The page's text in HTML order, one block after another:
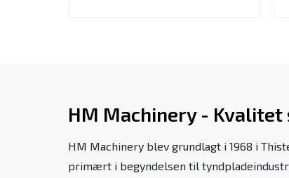
HM Machinery - Kvalitet
HM Machinery blev grundlagt i 1968 i
primært i begyndelsen til